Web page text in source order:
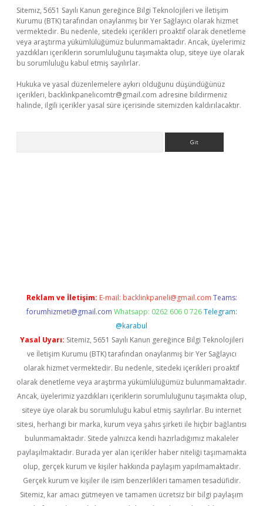
Sitemiz, 5651 Sayılı Kanun gereğince Bilgi Teknolojileri ve İletişim
Kurumu (BTK) tarafından onaylanmış bir Yer Sağlayıcı olarak hizmet
vermektedir. Bu nedenle, sitedeki içerikleri proaktif olarak denetleme
veya araştırma yükümlülüğümüz bulunmamaktadır. Ancak, üyelerimiz
yazdıkları içeriklerin sorumluluğunu taşımakta olup, siteye üye olarak
bu sorumluluğu kabul etmiş sayılırlar.
Hukuka ve yasal düzenlemelere aykırı olduğunu düşündüğünüz
içerikleri, backlinkpanelicomtr@gmail.com adresine bildirmeniz
halinde, ilgili içerikler yasal süre içerisinde sitemizden kaldırılacaktır.
Reklam ve İletişim: E-mail: backlinkpaneli@gmail.com Teams:
forumhizmeti@gmail.com Whatsapp: 0262 606 0 726 Telegram:
@karabul
Yasal Uyarı: Sitemiz, 5651 Sayılı Kanun gereğince Bilgi Teknolojileri
ve İletişim Kurumu (BTK) tarafından onaylanmış bir Yer Sağlayıcı
olarak hizmet vermektedir. Bu nedenle, sitedeki içerikleri proaktif
olarak denetleme veya araştırma yükümlülüğümüz bulunmamaktadır.
Ancak, üyelerimiz yazdıkları içeriklerin sorumluluğunu taşımakta olup,
siteye üye olarak bu sorumluluğu kabul etmiş sayılırlar. Bu internet
sitesi, herhangi bir marka, kurum veya şahıs şirketi ile hiçbir bağlantısı
bulunmamaktadır. Sitede yalnızca kendi hazırladığımız makaleler
paylaşılmaktadır. Burada yer alan içerikler haber niteliği taşımamakta
olup, gerçek kurum ve kişiler hakkında paylaşım yapılmamaktadır.
Gerçek kurum ve kişiler ile isim benzerlikleri tamamen tesadüfidir.
Sitemiz, kar amacı gütmeyen ve tamamen ücretsiz bir bilgi paylaşım